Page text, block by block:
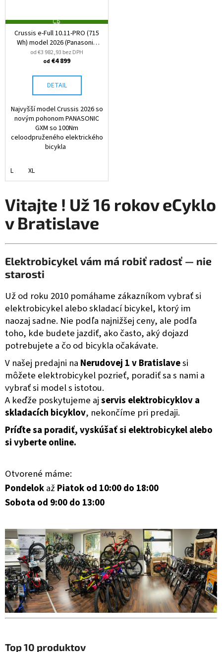
Z
D
A
R
M
O
Crussis e-Full 10.11-PRO (715
Wh) model 2026 (Panasonic
GXM)
od €3 982,93 bez DPH
od €4 899
DETAIL
Najvyšší model Crussis 2026 so
novým pohonom PANASONIC
GXM so 100Nm
celoodpruženého elektrického
bicykla
L XL
Vitajte ! Už 16 rokov eCyklo
v Bratislave
Elektrobicykel vám má robiť radosť — nie
starosti
Už od roku 2010 pomáhame zákazníkom vybrať si
elektrobicykel alebo skladací bicykel, ktorý im
naozaj sadne. Nie podľa najnižšej ceny, ale podľa
toho, kde budete jazdiť, ako často, aký dojazd
potrebujete a čo od bicykla očakávate.
V našej predajni na Nerudovej 1 v Bratislavesi
môžete elektrobicykel pozrieť, poradiť sa s nami a
vybrať si model s istotou.
A keďže poskytujeme ajservis elektrobicyklov a
skladacích bicyklov, nekončíme pri predaji.
Príďte sa poradiť, vyskúšať si elektrobicykel alebo
si vyberte online.
Otvorené máme:
Pondelokaž Piatok od 10:00 do 18:00
Sobota od 9:00 do 13:00
Top 10 produktov